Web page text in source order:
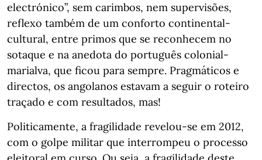
electrónico”, sem carimbos, nem supervisões,
reflexo também de um conforto continental-
cultural, entre primos que se reconhecem no
sotaque e na anedota do português colonial-
marialva, que ficou para sempre. Pragmáticos e
directos, os angolanos estavam a seguir o roteiro
traçado e com resultados, mas!
Politicamente, a fragilidade revelou-se em 2012,
com o golpe militar que interrompeu o processo